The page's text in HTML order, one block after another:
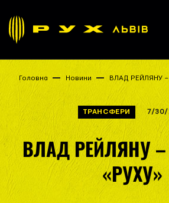
Головна Новини ВЛАД РЕЙЛЯНУ
ТРАНСФЕРИ 7/30/
ВЛАД РЕЙЛЯНУ –
«РУХУ»